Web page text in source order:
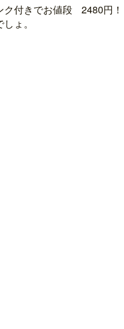
ク付きでお値段 2480円！
ょ。